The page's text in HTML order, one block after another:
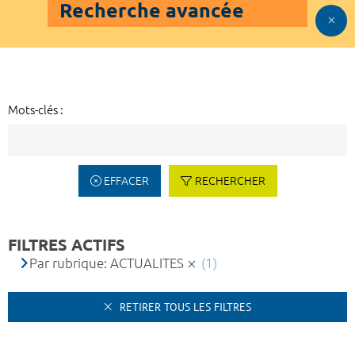
Recherche avancée
Mots-clés :
EFFACER RECHERCHER
FILTRES ACTIFS
Par rubrique: ACTUALITES (1)
RETIRER TOUS LES FILTRES